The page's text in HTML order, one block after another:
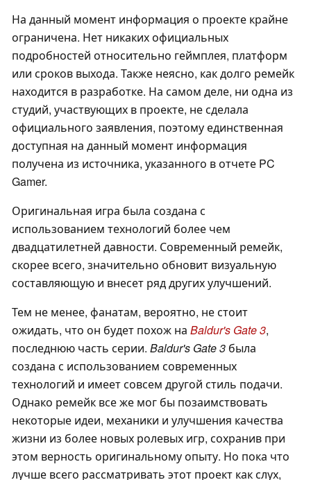
На данный момент информация о проекте крайне
ограничена. Нет никаких официальных
подробностей относительно геймплея, платформ
или сроков выхода. Также неясно, как долго ремейк
находится в разработке. На самом деле, ни одна из
студий, участвующих в проекте, не сделала
официального заявления, поэтому единственная
доступная на данный момент информация
получена из источника, указанного в отчете PC
Gamer.
Оригинальная игра была создана с
использованием технологий более чем
двадцатилетней давности. Современный ремейк,
скорее всего, значительно обновит визуальную
составляющую и внесет ряд других улучшений.
Тем не менее, фанатам, вероятно, не стоит
ожидать, что он будет похож на Baldur's Gate 3,
последнюю часть серии. Baldur's Gate 3 была
создана с использованием современных
технологий и имеет совсем другой стиль подачи.
Однако ремейк все же мог бы позаимствовать
некоторые идеи, механики и улучшения качества
жизни из более новых ролевых игр, сохранив при
этом верность оригинальному опыту. Но пока что
лучше всего рассматривать этот проект как слух,